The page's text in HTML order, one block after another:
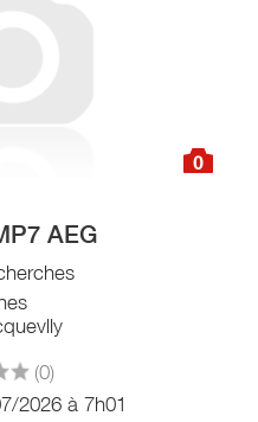
0
AEG
(0)
2026 à 7h01